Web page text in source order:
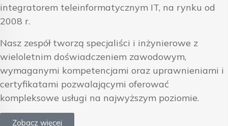
integratorem teleinformatycznym IT, na rynku od
2008 r.
Nasz zespół tworzą specjaliści i inżynierowe z
wieloletnim doświadczeniem zawodowym,
wymaganymi kompetencjami oraz uprawnieniami i
certyfikatami pozwalającymi oferować
kompleksowe usługi na najwyższym poziomie.
Zobacz więcej